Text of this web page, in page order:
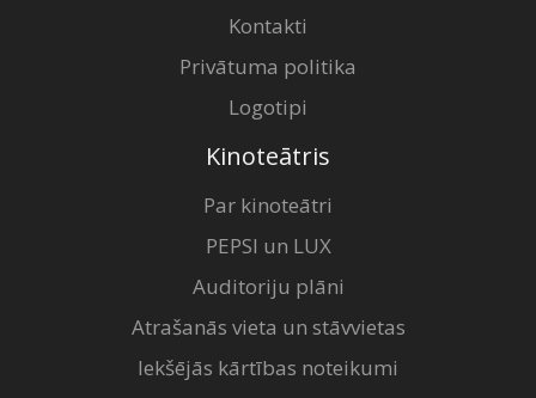
Kontakti
Privātuma politika
Logotipi
Kinoteātris
Par kinoteātri
PEPSI un LUX
Auditoriju plāni
Atrašanās vieta un stāvvietas
Iekšējās kārtības noteikumi